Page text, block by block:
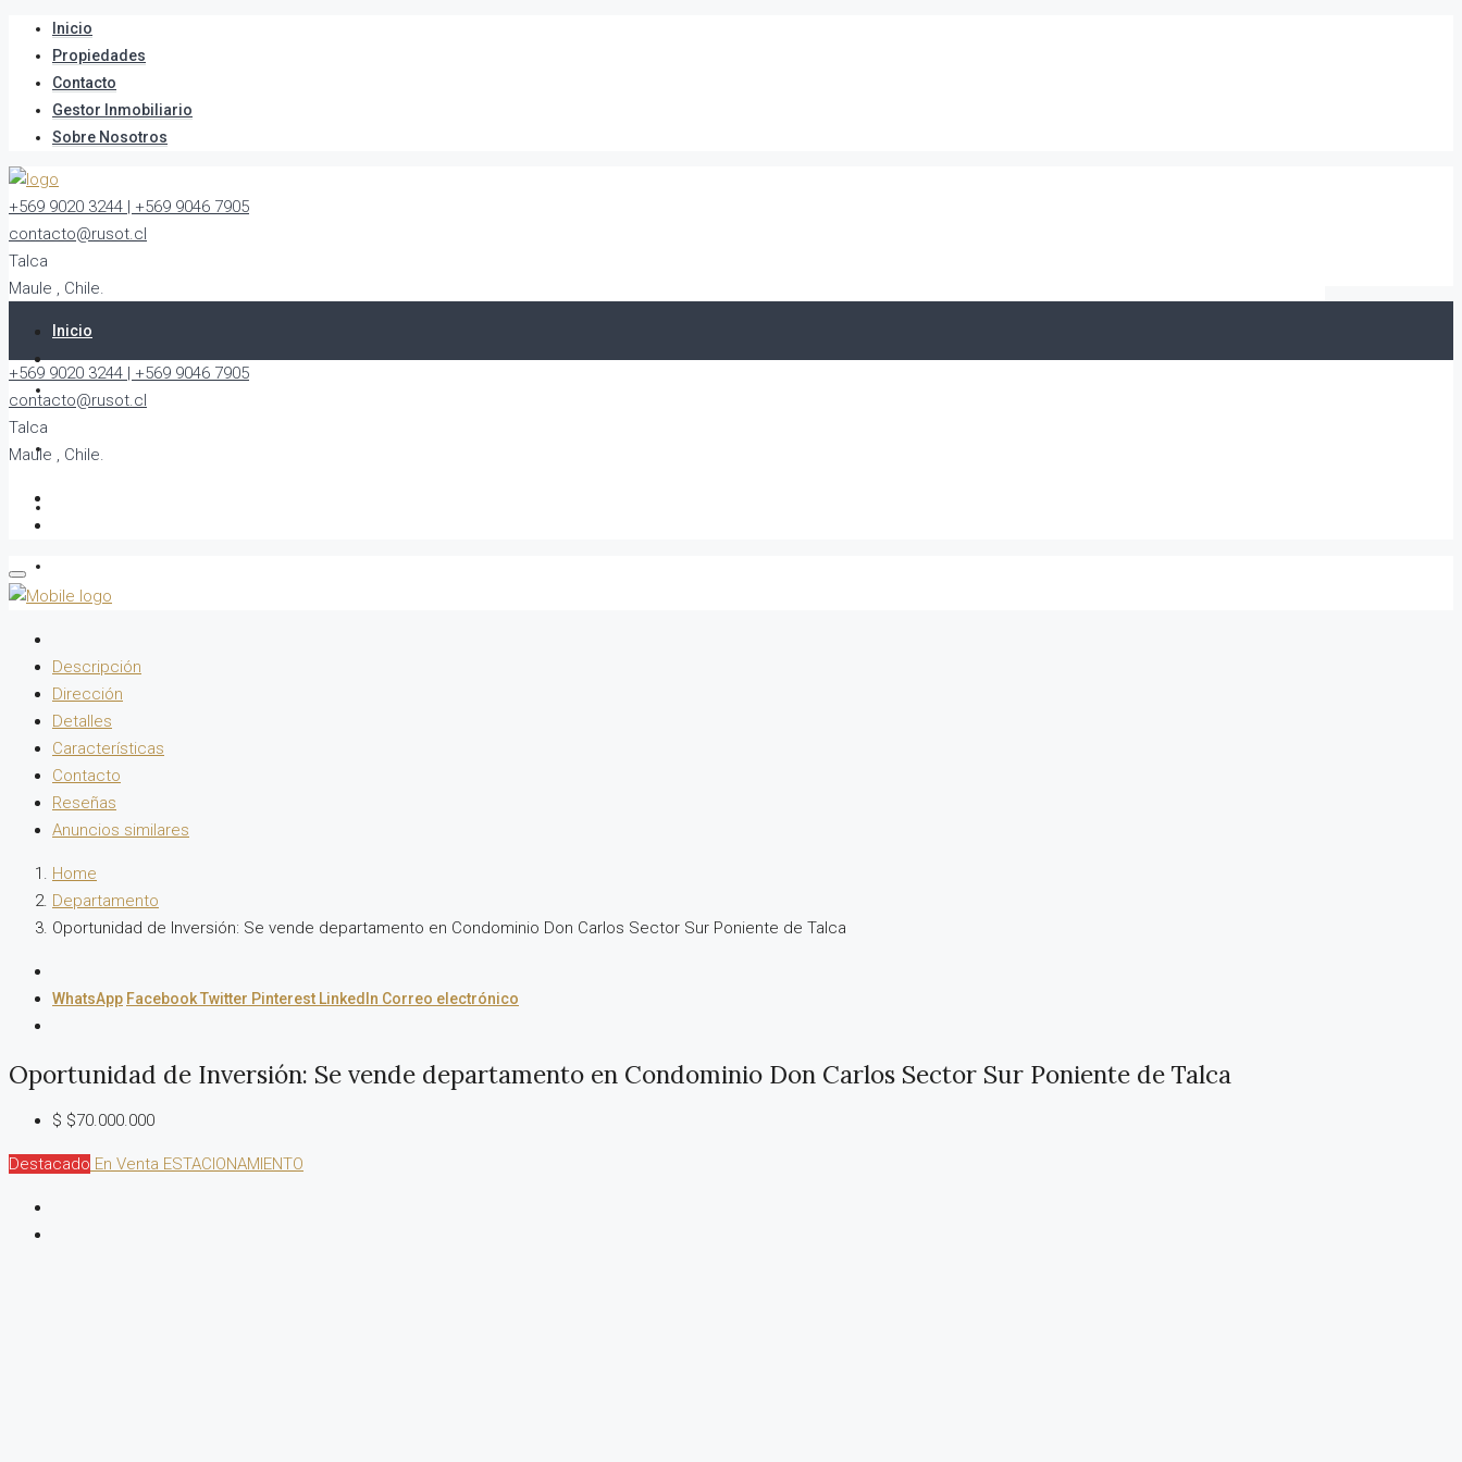
Inicio
Propiedades
Contacto
Gestor Inmobiliario
Sobre Nosotros
+569 9020 3244 | +569 9046 7905
contacto@rusot.cl
Talca
Maule , Chile.
Inicio
Contacto
+569 9020 3244 | +569 9046 7905
contacto@rusot.cl
Talca
Maule , Chile.
Descripción
Dirección
Detalles
Características
Contacto
Reseñas
Anuncios similares
Home
Departamento
Oportunidad de Inversión: Se vende departamento en Condominio Don Carlos Sector Sur Poniente de Talca
WhatsApp FacebookTwitter Pinterest LinkedIn Correo electrónico
Oportunidad de Inversión: Se vende departamento en Condominio Don Carlos Sector Sur Poniente de Talca
$ $70.000.000
Destacado En Venta ESTACIONAMIENTO